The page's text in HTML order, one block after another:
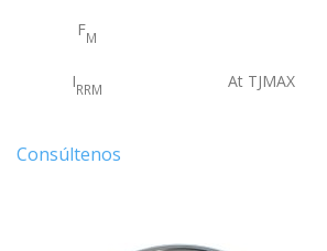
FM
IRRM At TJMAX
Consúltenos